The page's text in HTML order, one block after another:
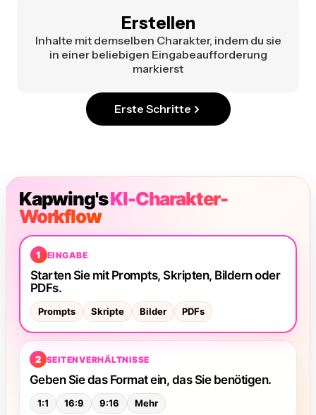
Erstellen
Inhalte mit demselben Charakter, indem du sie
in einer beliebigen Eingabeaufforderung
markierst
Erste Schritte